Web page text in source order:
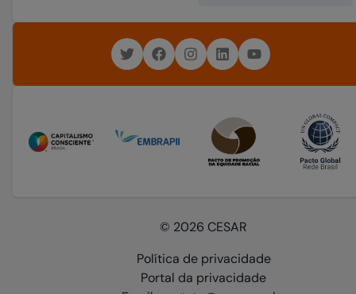
© 2026 CESAR
Política de privacidade
Portal da privacidade